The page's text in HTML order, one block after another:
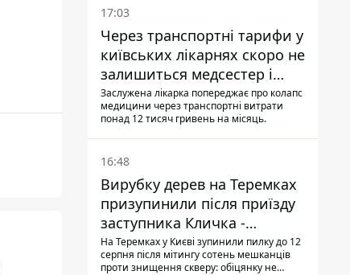
17:03
Через транспортні тарифи у
київських лікарнях скоро не
залишиться медсестер і
санітарок - професор
Голубовська
Заслужена лікарка попереджає про колапс
медицини через транспортні витрати
понад 12 тисяч гривень на місяць.
16:48
Вирубку дерев на Теремках
призупинили після приїзду
заступника Кличка -
почався діалог
На Теремках у Києві зупинили пилку до 12
серпня після мітингу сотень мешканців
проти знищення скверу: обіцянку не